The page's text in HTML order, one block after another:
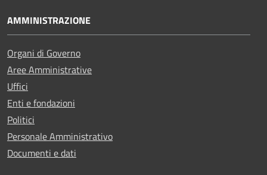
AMMINISTRAZIONE
Organi di Governo
Aree Amministrative
Uffici
Enti e fondazioni
Politici
Personale Amministrativo
Documenti e dati